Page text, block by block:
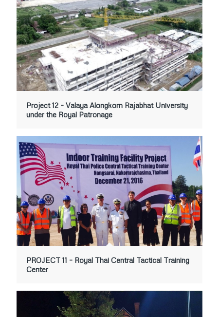
Project 12 – Valaya Alongkorn Rajabhat University
under the Royal Patronage
PROJECT 11 – Royal Thai Central Tactical Training
Center